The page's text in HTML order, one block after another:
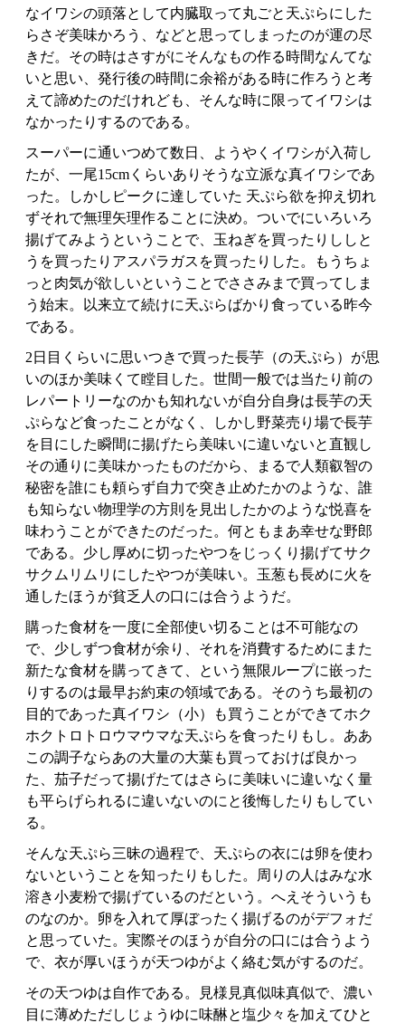
なイワシの頭落として内臓取って丸ごと天ぷらにした
らさぞ美味かろう、などと思ってしまったのが運の尽
きだ。その時はさすがにそんなもの作る時間なんてな
いと思い、発行後の時間に余裕がある時に作ろうと考
えて諦めたのだけれども、そんな時に限ってイワシは
なかったりするのである。
スーパーに通いつめて数日、ようやくイワシが入荷し
たが、一尾15cmくらいありそうな立派な真イワシであ
った。しかしピークに達していた 天ぷら欲を抑え切れ
ずそれで無理矢理作ることに決め。ついでにいろいろ
揚げてみようということで、玉ねぎを買ったりししと
うを買ったりアスパラガスを買ったりした。もうちょ
っと肉気が欲しいということでささみまで買ってしま
う始末。以来立て続けに天ぷらばかり食っている昨今
である。
2日目くらいに思いつきで買った長芋（の天ぷら）が思
いのほか美味くて瞠目した。世間一般では当たり前の
レパートリーなのかも知れないが自分自身は長芋の天
ぷらなど食ったことがなく、しかし野菜売り場で長芋
を目にした瞬間に揚げたら美味いに違いないと直観し
その通りに美味かったものだから、まるで人類叡智の
秘密を誰にも頼らず自力で突き止めたかのような、誰
も知らない物理学の方則を見出したかのような悦喜を
味わうことができたのだった。何ともまあ幸せな野郎
である。少し厚めに切ったやつをじっくり揚げてサク
サクムリムリにしたやつが美味い。玉葱も長めに火を
通したほうが貧乏人の口には合うようだ。
購った食材を一度に全部使い切ることは不可能なの
で、少しずつ食材が余り、それを消費するためにまた
新たな食材を購ってきて、という無限ループに嵌った
りするのは最早お約束の領域である。そのうち最初の
目的であった真イワシ（小）も買うことができてホク
ホクトロトロウマウマな天ぷらを食ったりもし。ああ
この調子ならあの大量の大葉も買っておけば良かっ
た、茄子だって揚げたてはさらに美味いに違いなく量
も平らげられるに違いないのにと後悔したりもしてい
る。
そんな天ぷら三昧の過程で、天ぷらの衣には卵を使わ
ないということを知ったりもした。周りの人はみな水
溶き小麦粉で揚げているのだという。へえそういうも
のなのか。卵を入れて厚ぼったく揚げるのがデフォだ
と思っていた。実際そのほうが自分の口には合うよう
で、衣が厚いほうが天つゆがよく絡む気がするのだ。
その天つゆは自作である。見様見真似味真似で、濃い
目に薄めただしじょうゆに味醂と塩少々を加えてひと